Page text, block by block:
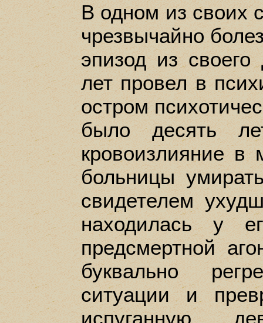
В одном из своих
чрезвычайно
эпизод из
лет провел в
остром
было десять
кровоизлияние в
больницы
свидетелем
находилась у
предсмертной
буквально
ситуации и
испуганную